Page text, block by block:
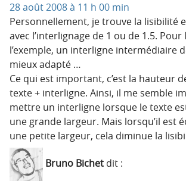
28 août 2008 à 11 h 00 min
Personnellement, je trouve la lisibilité
avec l’interlignage de 1 ou de 1.5. Pour
l’exemple, un interligne intermédiaire
mieux adapté …
Ce qui est important, c’est la hauteur
texte + interligne. Ainsi, il me semble
mettre un interligne lorsque le texte
une grande largeur. Mais lorsqu’il est
une petite largeur, cela diminue la
Bruno Bichet dit :